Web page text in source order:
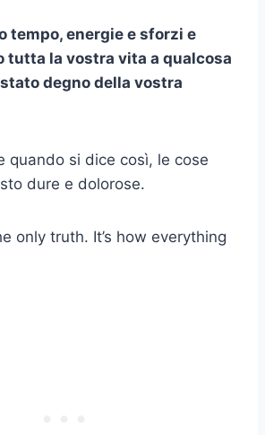
tempo, energie e sforzi e
tutta la vostra vita a qualcosa
degno della vostra
quando si dice così, le cose
dure e dolorose.
only truth. It’s how everything